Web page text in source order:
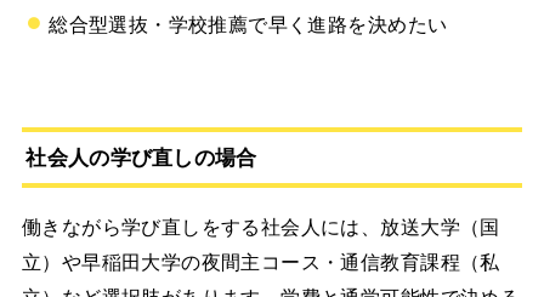
総合型選抜・学校推薦で早く進路を決めたい
社会人の学び直しの場合
働きながら学び直しをする社会人には、放送大学（国
立）や早稲田大学の夜間主コース・通信教育課程（私